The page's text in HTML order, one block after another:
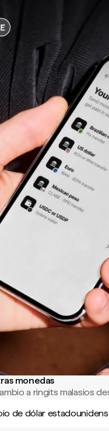
monedas
a ringits malasios
de dólar